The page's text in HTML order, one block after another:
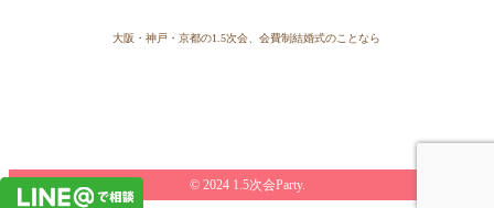
大阪・神戸・京都の1.5次会、会費制結婚式のことなら
© 2024 1.5次会Party.